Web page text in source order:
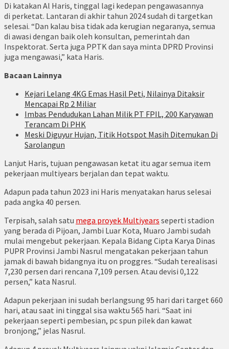
Di katakan Al Haris, tinggal lagi kedepan pengawasannya
di perketat. Lantaran di akhir tahun 2024 sudah di targetkan
selesai. “Dan kalau bisa tidak ada kerugian negaranya, semua
di awasi dengan baik oleh konsultan, pemerintah dan
Inspektorat. Serta juga PPTK dan saya minta DPRD Provinsi
juga mengawasi,” kata Haris.
Bacaan Lainnya
Kejari Lelang 4KG Emas Hasil Peti, Nilainya Ditaksir
Mencapai Rp 2 Miliar
Imbas Pendudukan Lahan Milik PT FPIL, 200 Karyawan
Terancam Di PHK
Meski Diguyur Hujan, Titik Hotspot Masih Ditemukan Di
Sarolangun
Lanjut Haris, tujuan pengawasan ketat itu agar semua item
pekerjaan multiyears berjalan dan tepat waktu.
Adapun pada tahun 2023 ini Haris menyatakan harus selesai
pada angka 40 persen.
Terpisah, salah satu mega proyek Multiyears seperti stadion
yang berada di Pijoan, Jambi Luar Kota, Muaro Jambi sudah
mulai mengebut pekerjaan. Kepala Bidang Cipta Karya Dinas
PUPR Provinsi Jambi Nasrul mengatakan pekerjaan tahun
jamak di bawah bidangnya itu on proggres. “Sudah terealisasi
7,230 persen dari rencana 7,109 persen. Atau devisi 0,122
persen,” kata Nasrul.
Adapun pekerjaan ini sudah berlangsung 95 hari dari target 660
hari, atau saat ini tinggal sisa waktu 565 hari. “Saat ini
pekerjaan seperti pembesian, pc spun pilek dan kawat
bronjong,” jelas Nasrul.